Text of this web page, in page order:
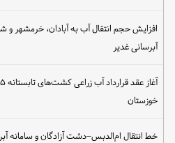
افزایش حجم انتقال آب به آبادان، خرمشهر و
آبرسانی غدیر
خوزستان
خط انتقال ام‌الدبس–دشت آزادگان و سامانه